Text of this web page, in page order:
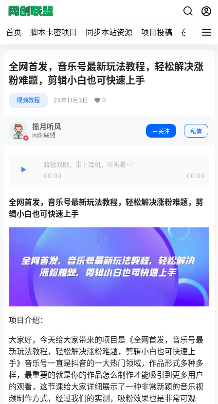
首页 脚本卡密项目 同步本站资源 项目投稿 在线工具
全网首发，音乐号最新玩法教程，轻松解决涨
粉难题，剪辑小白也可快速上手
视频教程 23年11月3日 0
揽月听风
网创联盟
关注 私信
释放双眼，带上耳机，听听看~！
00:00
00:00
全网首发， 音乐号最新玩法教程，轻松解决涨粉难题，剪
辑小白也可快速上手
项目介绍：
大家好，今天给大家带来的项目是《全网首发，音乐号最
新玩法教程，轻松解决涨粉难题，剪辑小白也可快速上
手》音乐号一直是抖音的一大热门领域，作品形式多种多
样，最重要的就是你的作品怎么制作才能吸引到更多用户
的观看，这节课给大家详细展示了一种非常新颖的音乐视
频制作方式，经过我们的实测，吸粉效果也是非常可观